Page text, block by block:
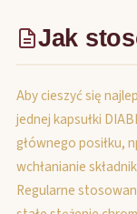
Jak
Aby cieszyć się
jednej kapsułki
głównego posiłku,
wchłanianie
Regularne